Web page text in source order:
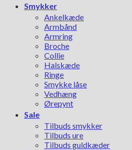
Smykker
Ankelkæde
Armbånd
Armring
Broche
Collie
Halskæde
Ringe
Smykke låse
Vedhæng
Ørepynt
Sale
Tilbuds smykker
Tilbuds ure
Tilbuds guldkæder